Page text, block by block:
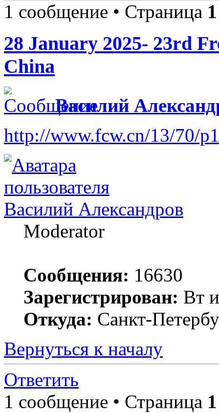
1 сообщение • Страница 1
28 January 2025- 23rd
China
Василий
http://www.fcw.cn/13/70/
Василий Александров
Moderator
Сообщения: 16630
Зарегистрирован: Вт
Откуда: Санкт-
Вернуться к началу
Ответить
1 сообщение • Страница 1